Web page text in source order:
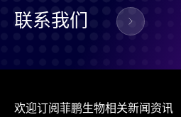
联系我们
欢迎订阅菲鹏生物相关新闻资讯